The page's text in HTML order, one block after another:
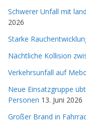
Schwerer Unfall mit
2026
Starke
Nächtliche Kollision
Verkehrsunfall auf
Neue Einsatzgruppe
Personen 13. Juni 2026
Großer Brand in